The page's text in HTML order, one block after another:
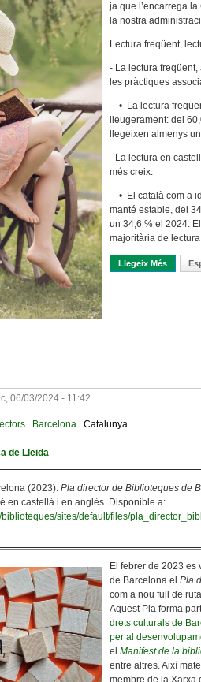
ja que l’encarrega
la nostra
Lectura freqüent,
- La lectura
les pràctiques
• La lectura
lleugerament: del
llegeixen almenys
- La lectura en
més creix.
• El català com a
manté estable, del
un 34,6 % el 2024.
majoritària de
Llegeix Més Sobre
06/03/2024 - 11:42
Barcelona
Catalunya
de Lleida
(2023). Pla director de Biblioteques de
en castellà i en anglès. Disponible a:
sites/default/files/
El febrer de 2023 es
de Barcelona el Pla
com a nou full de
Aquest Pla forma
drets culturals de
per al
el Manifest de la
entre altres. Així
membre de la Xarxa